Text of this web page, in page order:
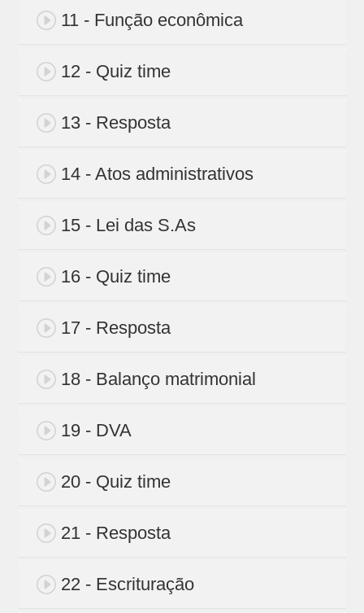
11 - Função econômica
12 - Quiz time
13 - Resposta
14 - Atos administrativos
15 - Lei das S.As
16 - Quiz time
17 - Resposta
18 - Balanço matrimonial
19 - DVA
20 - Quiz time
21 - Resposta
22 - Escrituração